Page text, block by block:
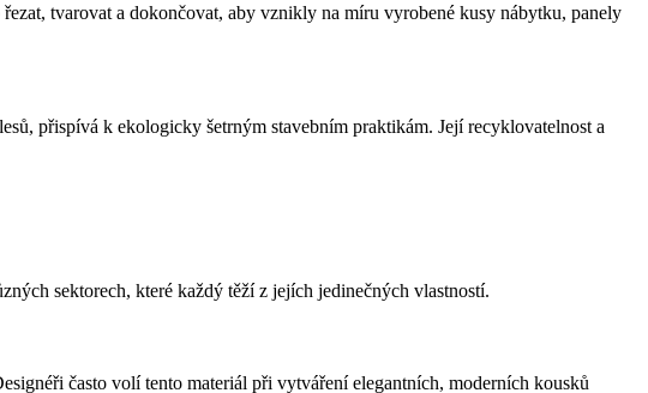
tvarovat a dokončovat, aby vznikly na míru vyrobené kusy nábytku, panely
přispívá k ekologicky šetrným stavebním praktikám. Její recyklovatelnost a
sektorech, které každý těží z jejích jedinečných vlastností.
často volí tento materiál při vytváření elegantních, moderních kousků